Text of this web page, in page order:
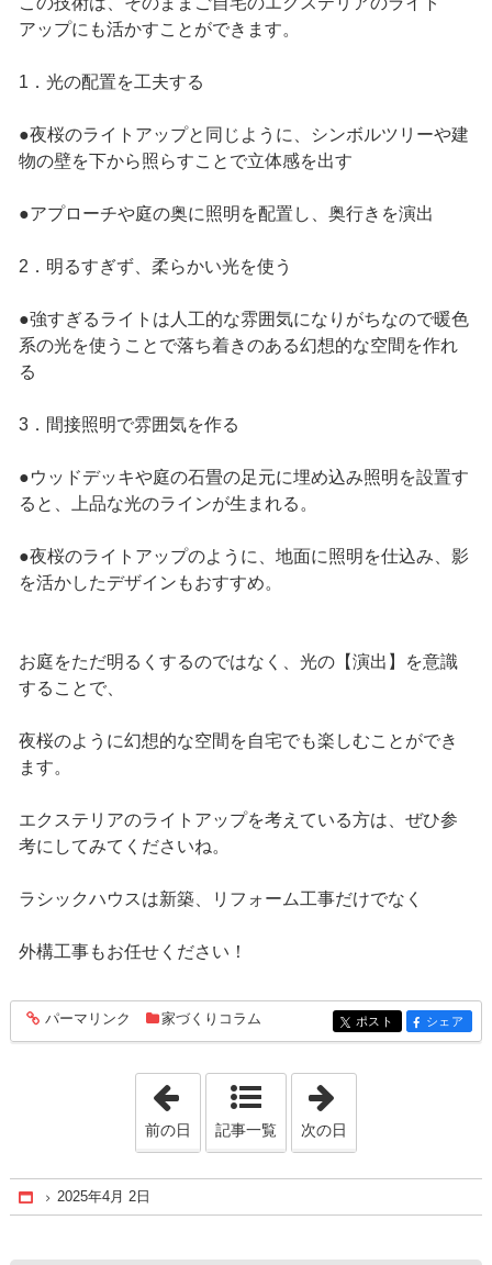
アップにも活かすことができます。
1．光の配置を工夫する
●夜桜のライトアップと同じように、シンボルツリーや建
物の壁を下から照らすことで立体感を出す
●アプローチや庭の奥に照明を配置し、奥行きを演出
2．明るすぎず、柔らかい光を使う
●強すぎるライトは人工的な雰囲気になりがちなので暖色
系の光を使うことで落ち着きのある幻想的な空間を作れ
る
3．間接照明で雰囲気を作る
●ウッドデッキや庭の石畳の足元に埋め込み照明を設置す
ると、上品な光のラインが生まれる。
●夜桜のライトアップのように、地面に照明を仕込み、影
を活かしたデザインもおすすめ。
お庭をただ明るくするのではなく、光の【演出】を意識
することで、
夜桜のように幻想的な空間を自宅でも楽しむことができ
ます。
エクステリアのライトアップを考えている方は、ぜひ参
考にしてみてくださいね。
ラシックハウスは新築、リフォーム工事だけでなく
外構工事もお任せください！
entry203
パーマリンク 家づくりコラム entry203
ポスト entry203
シェア
「2025年1月 8日」
前の日 記事一覧 次の日
Home
2025年4月 2日